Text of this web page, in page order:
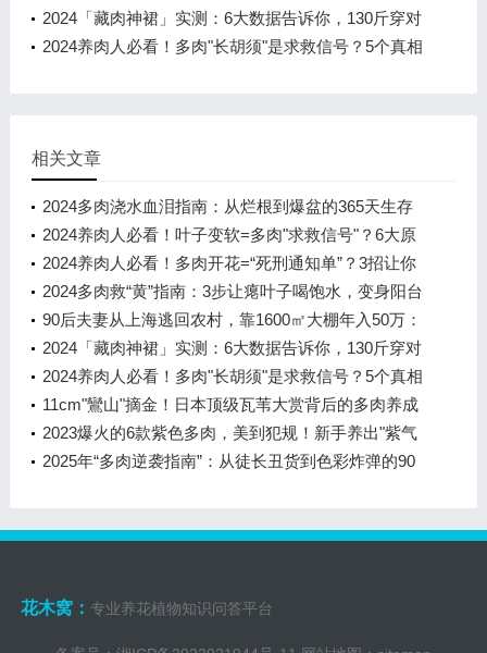
1年爆盆+晒出粉橙包子脸
2024「藏肉神裙」实测：6大数据告诉你，130斤穿对
裙子比100斤还显瘦！
2024养肉人必看！多肉"长胡须"是求救信号？5个真相
相关文章
2024多肉浇水血泪指南：从烂根到爆盆的365天生存
手册
2024养肉人必看！叶子变软=多肉"求救信号"？6大原
因+急救方案让你的肉肉秒回血
2024养肉人必看！多肉开花=“死刑通知单”？3招让你
的肉肉死里逃生！
2024多肉救“黄”指南：3步让瘪叶子喝饱水，变身阳台
彩虹小胖子！
90后夫妻从上海逃回农村，靠1600㎡大棚年入50万：
多肉植物的"逆袭致富经"
2024「藏肉神裙」实测：6大数据告诉你，130斤穿对
裙子比100斤还显瘦！
2024养肉人必看！多肉"长胡须"是求救信号？5个真相
让你秒变养护大神
11cm"鸞山"摘金！日本顶级瓦苇大赏背后的多肉养成
秘籍
2023爆火的6款紫色多肉，美到犯规！新手养出"紫气
东来"全攻略
2025年“多肉逆袭指南”：从徒长丑货到色彩炸弹的90
花木窝： 专业养花植物知识问答平台